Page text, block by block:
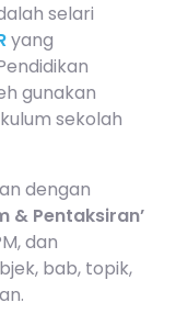
selari
yang
gunakan
sekolah
dengan
& Pentaksiran’
dan
bab, topik,